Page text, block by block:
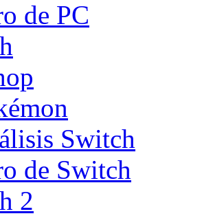
de PC
Switch
de Switch
2